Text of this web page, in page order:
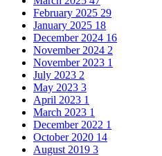
February 2025 29
January 2025 18
December 2024 16
November 2024 2
November 2023 1
July 2023 2
May 2023 3
April 2023 1
March 2023 1
December 2022 1
October 2020 14
August 2019 3